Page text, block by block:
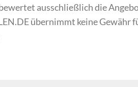
ausschließlich die
übernimmt keine Gewähr